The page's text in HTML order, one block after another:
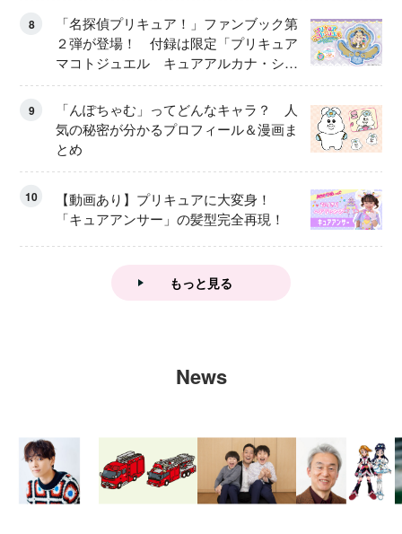
8
「名探偵プリキュア！」ファンブック第
２弾が登場！ 付録は限定「プリキュア
マコトジュエル キュアアルカナ・シャ
ドウ アイスver.」 キュアエクレールを
大特集！
9
「んぽちゃむ」ってどんなキャラ？ 人
気の秘密が分かるプロフィール＆漫画ま
とめ
10
【動画あり】プリキュアに大変身！
「キュアアンサー」の髪型完全再現！
もっと見る
News